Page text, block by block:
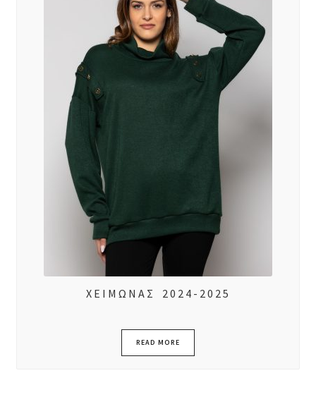
ΧΕΙΜΩΝΑΣ 2024-2025
READ MORE